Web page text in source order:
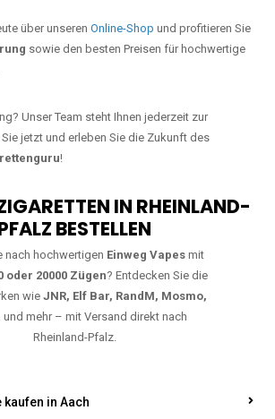
über unseren Online-Shop und profitieren Sie
sowie den besten Preisen für hochwertige
Unser Team steht Ihnen jederzeit zur
jetzt und erleben Sie die Zukunft des
!
IN RHEINLAND-
BESTELLEN
nach hochwertigen Einweg Vapesmit
oder 20000 Zügen? Entdecken Sie die
wieJNR, Elf Bar, RandM, Mosmo,
und mehr – mit Versand direkt nach
Rheinland-Pfalz.
kaufen in Aach